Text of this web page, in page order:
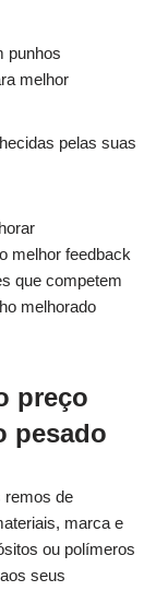
punhos
melhor
pelas suas
melhor feedback
que competem
melhorado
preço
pesado
remos de
marca e
ou polímeros
seus